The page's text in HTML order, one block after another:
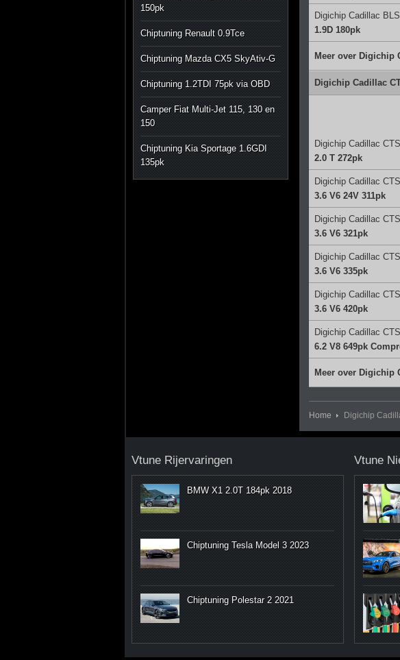
150pk
Chiptuning Renault 0.9Tce
Chiptuning Mazda CX5 SkyAtiv-G
Chiptuning 1.2TDI 75pk via OBD
Camper Fiat Multi-Jet 115, 130 en
150
Chiptuning Kia Sportage 1.6GDI
135pk
Digichip Cadillac
1.9D 180pk
Meer over Digichip
Digichip Cadillac
Digichip Cadillac
2.0 T 272pk
Digichip Cadillac
3.6 V6 24V 311pk
Digichip Cadillac
3.6 V6 321pk
Digichip Cadillac
3.6 V6 335pk
Digichip Cadillac
3.6 V6 420pk
Digichip Cadillac
6.2 V8 649pk
Meer over Digichip
Home Digichip
Vtune Rijervaringen
BMW X1 2.0T 184pk 2018
Chiptuning Tesla Model 3 2023
Chiptuning Polestar 2 2021
Vtune